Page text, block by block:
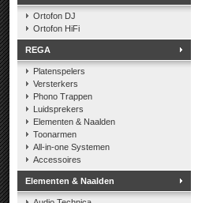
Ortofon DJ
Ortofon HiFi
REGA
Platenspelers
Versterkers
Phono Trappen
Luidsprekers
Elementen & Naalden
Toonarmen
All-in-one Systemen
Accessoires
Elementen & Naalden